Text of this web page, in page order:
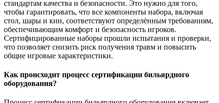
стандартам качества и безопасности. Это нужно для того,
чтобы гарантировать, что все компоненты набора, включая
стол, шары и кии, соответствуют определённым требованиям,
обеспечивающим комфорт и безопасность игроков.
Сертифицированные наборы прошли испытания и проверки,
что позволяет снизить риск получения травм и повысить
общие игровые характеристики.
Как происходит процесс сертификации бильярдного
оборудования?